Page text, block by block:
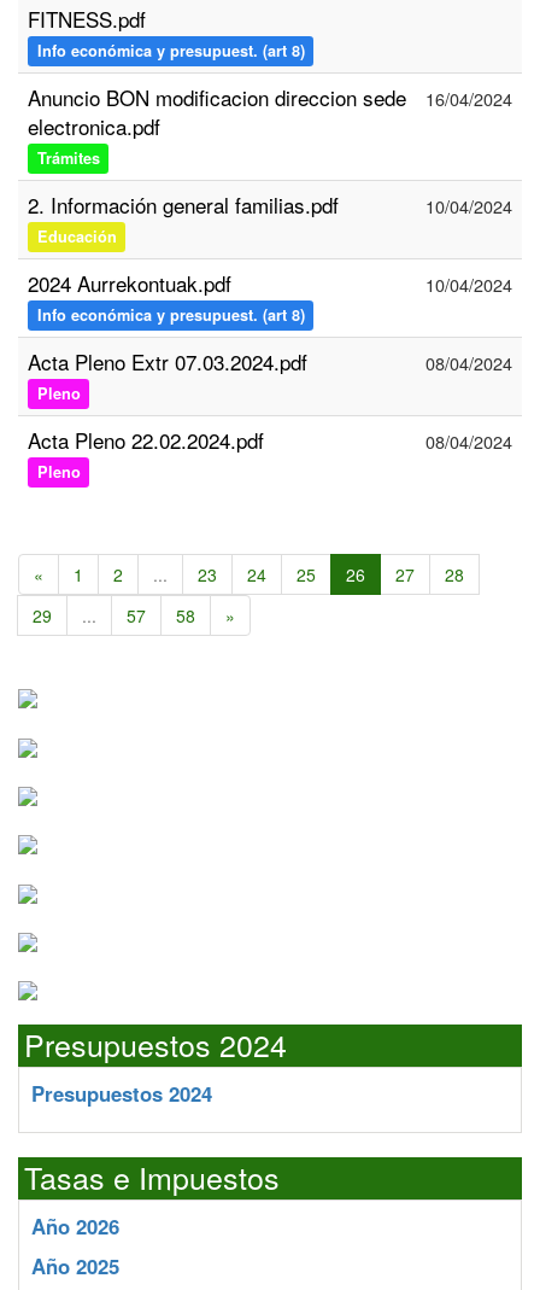
FITNESS.pdf
Info económica y presupuest. (art 8)
Anuncio BON modificacion direccion sede
electronica.pdf
Trámites
16/04/2024
2. Información general familias.pdf
Educación
10/04/2024
2024 Aurrekontuak.pdf
Info económica y presupuest. (art 8)
10/04/2024
Acta Pleno Extr 07.03.2024.pdf
Pleno
08/04/2024
Acta Pleno 22.02.2024.pdf
Pleno
08/04/2024
« 1 2 ... 23 24 25 26 27
28
29
... 57 58 »
Presupuestos 2024
Presupuestos 2024
Tasas e Impuestos
Año 2026
Año 2025